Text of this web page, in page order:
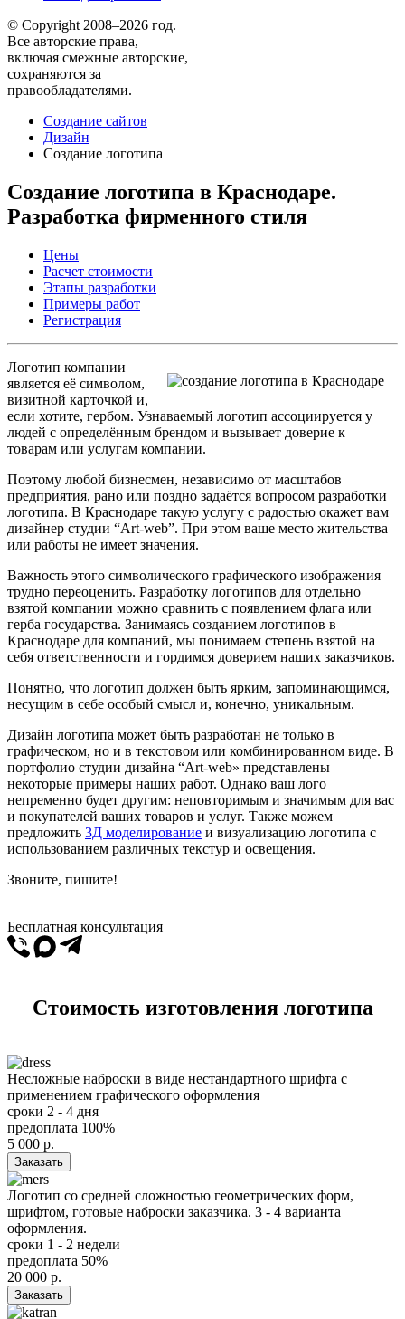
© Copyright 2008–2026 год.
Все авторские права,
включая смежные авторские,
сохраняются за
правообладателями.
Создание сайтов
Дизайн
Создание логотипа
Создание логотипа в Краснодаре.
Разработка фирменного стиля
Цены
Расчет стоимости
Этапы разработки
Примеры работ
Регистрация
Логотип компании
является её символом,
визитной карточкой и,
если хотите, гербом. Узнаваемый логотип ассоциируется у
людей с определённым брендом и вызывает доверие к
товарам или услугам компании.
Поэтому любой бизнесмен, независимо от масштабов
предприятия, рано или поздно задаётся вопросом разработки
логотипа. В Краснодаре такую услугу с радостью окажет вам
дизайнер студии “Art-web”. При этом ваше место жительства
или работы не имеет значения.
Важность этого символического графического изображения
трудно переоценить. Разработку логотипов для отдельно
взятой компании можно сравнить с появлением флага или
герба государства. Занимаясь созданием логотипов в
Краснодаре для компаний, мы понимаем степень взятой на
себя ответственности и гордимся доверием наших заказчиков.
Понятно, что логотип должен быть ярким, запоминающимся,
несущим в себе особый смысл и, конечно, уникальным.
Дизайн логотипа может быть разработан не только в
графическом, но и в текстовом или комбинированном виде. В
портфолио студии дизайна “Art-web» представлены
некоторые примеры наших работ. Однако ваш лого
непременно будет другим: неповторимым и значимым для вас
и покупателей ваших товаров и услуг. Также можем
предложить 3Д моделирование и визуализацию логотипа с
использованием различных текстур и освещения.
Звоните, пишите!
Бесплатная консультация
Стоимость изготовления логотипа
Несложные наброски в виде нестандартного шрифта с
применением графического оформления
сроки 2 - 4 дня
предоплата 100%
5 000 р.
Заказать
Логотип со средней сложностью геометрических форм,
шрифтом, готовые наброски заказчика. 3 - 4 варианта
оформления.
сроки 1 - 2 недели
предоплата 50%
20 000 р.
Заказать